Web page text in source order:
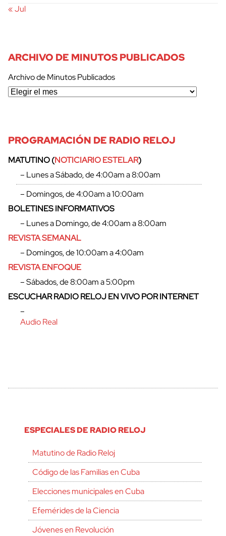
cerrar
« Jul
ARCHIVO DE MINUTOS PUBLICADOS
Archivo de Minutos Publicados
PROGRAMACIÓN DE RADIO RELOJ
MATUTINO (NOTICIARIO ESTELAR)
– Lunes a Sábado, de 4:00am a 8:00am
– Domingos, de 4:00am a 10:00am
BOLETINES INFORMATIVOS
– Lunes a Domingo, de 4:00am a 8:00am
REVISTA SEMANAL
– Domingos, de 10:00am a 4:00am
REVISTA ENFOQUE
– Sábados, de 8:00am a 5:00pm
ESCUCHAR RADIO RELOJ EN VIVO POR INTERNET
–
Audio Real
ESPECIALES DE RADIO RELOJ
Matutino de Radio Reloj
Código de las Familias en Cuba
Elecciones municipales en Cuba
Efemérides de la Ciencia
Jóvenes en Revolución